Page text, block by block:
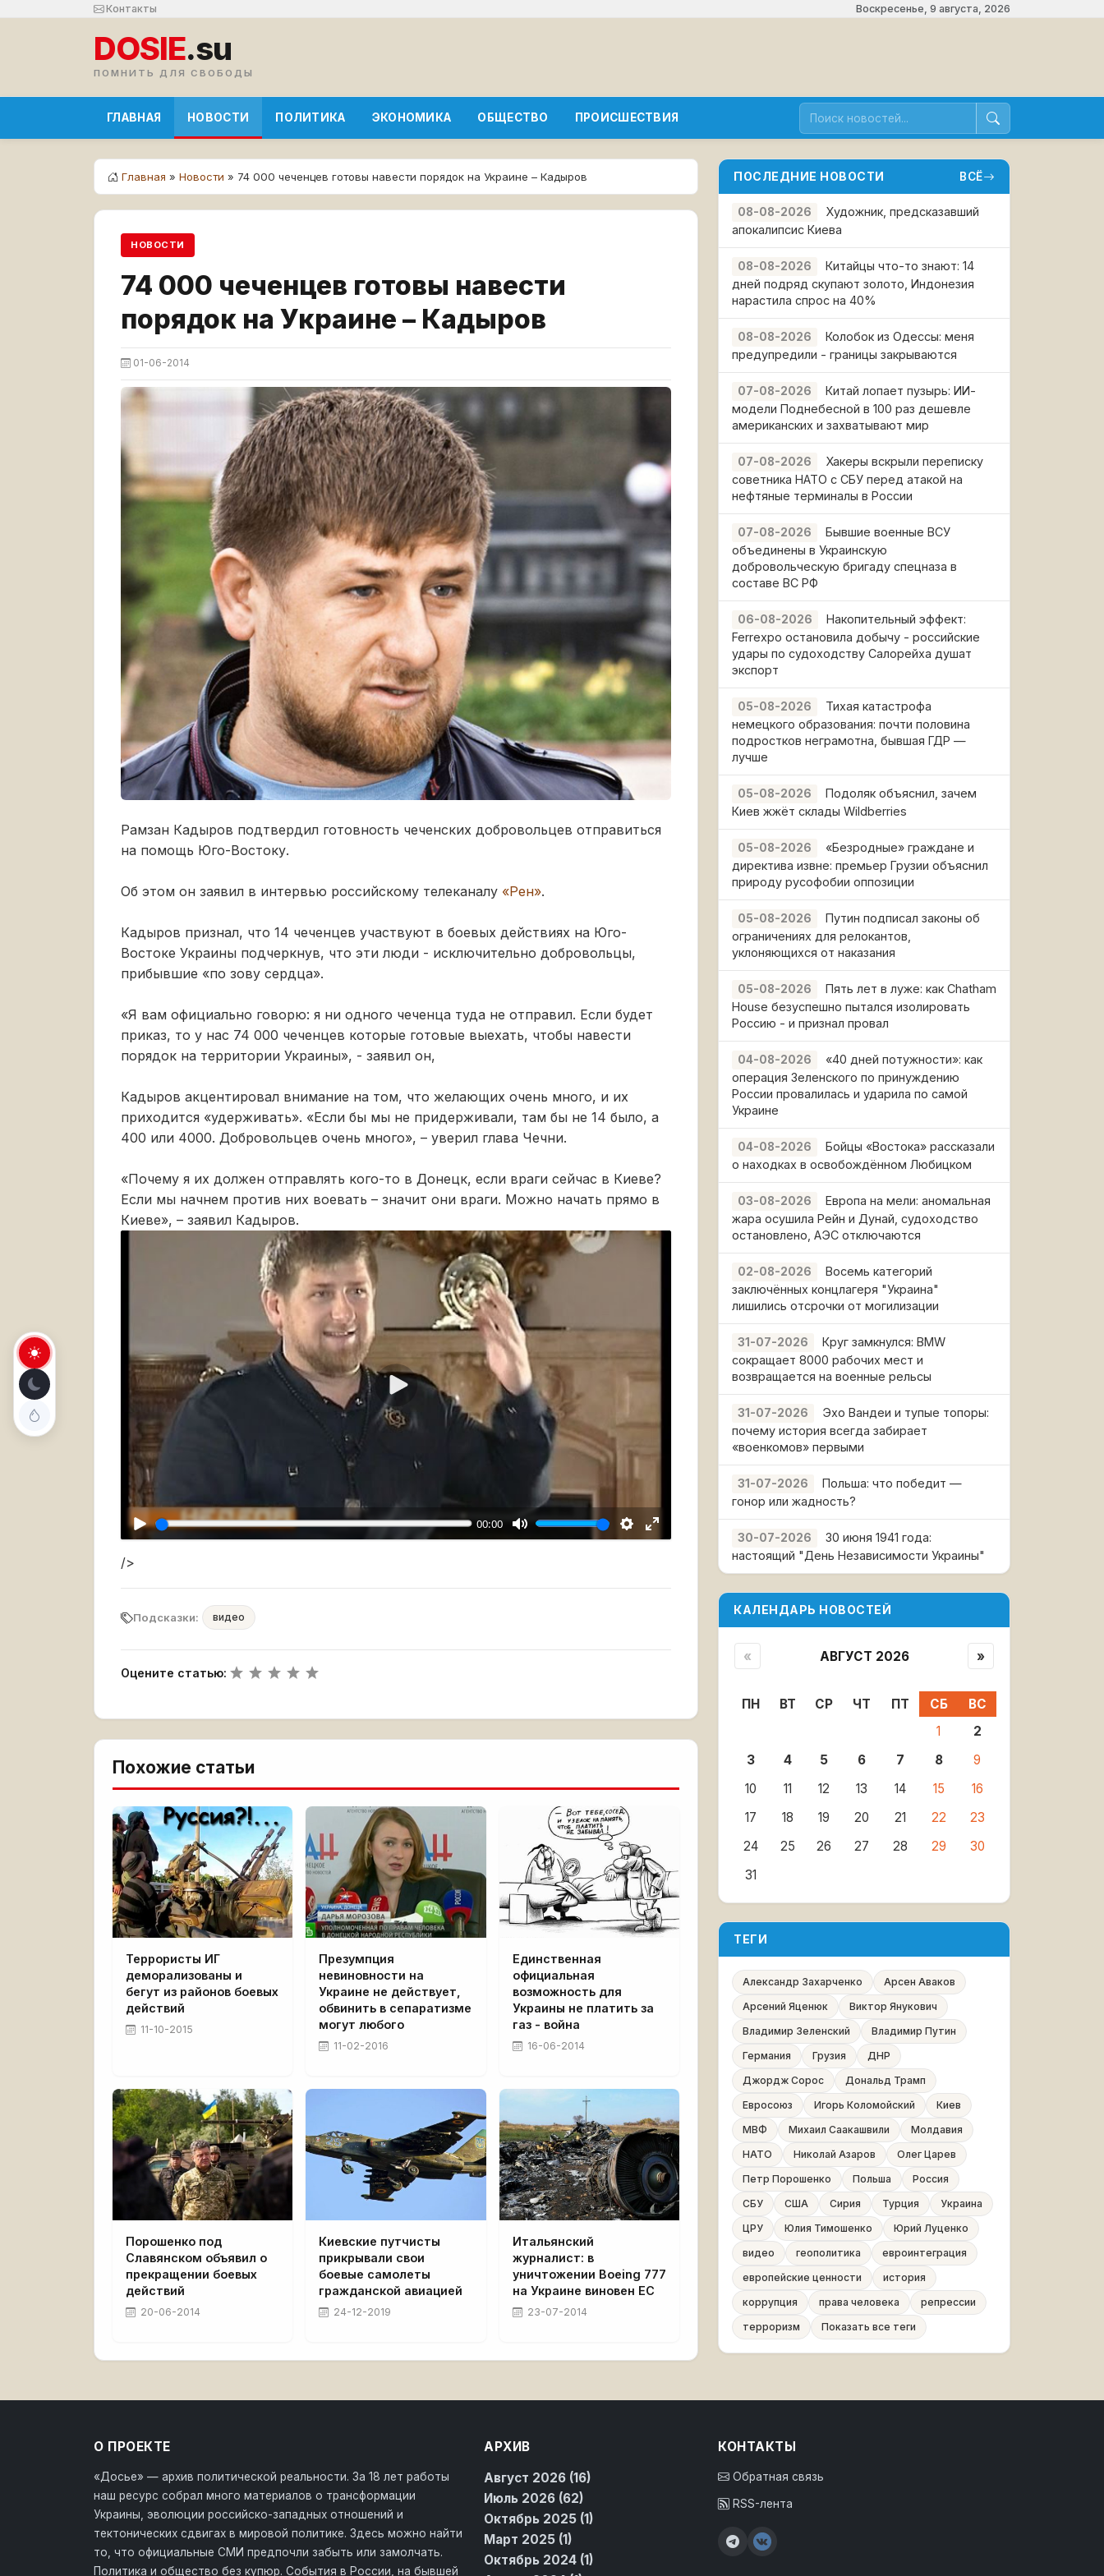
Контакты Воскресенье, 9 августа, 2026
DOSIE.su
ПОМНИТЬ ДЛЯ СВОБОДЫ
ГЛАВНАЯ НОВОСТИ ПОЛИТИКА ЭКОНОМИКА ОБЩЕСТВО ПРОИСШЕСТВИЯ
Главная » Новости » 74 000 чеченцев готовы навести порядок на Украине – Кадыров
НОВОСТИ
74 000 чеченцев готовы навести
порядок на Украине – Кадыров
01-06-2014
Рамзан Кадыров подтвердил готовность чеченских добровольцев отправиться
на помощь Юго-Востоку.
Об этом он заявил в интервью российскому телеканалу «Рен».
Кадыров признал, что 14 чеченцев участвуют в боевых действиях на Юго-
Востоке Украины подчеркнув, что эти люди - исключительно добровольцы,
прибывшие «по зову сердца».
«Я вам официально говорю: я ни одного чеченца туда не отправил. Если будет
приказ, то у нас 74 000 чеченцев которые готовые выехать, чтобы навести
порядок на территории Украины», - заявил он,
Кадыров акцентировал внимание на том, что желающих очень много, и их
приходится «удерживать». «Если бы мы не придерживали, там бы не 14 было, а
400 или 4000. Добровольцев очень много», – уверил глава Чечни.
«Почему я их должен отправлять кого-то в Донецк, если враги сейчас в Киеве?
Если мы начнем против них воевать – значит они враги. Можно начать прямо в
Киеве», – заявил Кадыров.
00:00
Воспроизвести
/>
Подсказки: видео
Оцените статью:
Похожие статьи
Террористы ИГ
деморализованы и
бегут из районов боевых
действий
11-10-2015
Презумпция
невиновности на
Украине не действует,
обвинить в сепаратизме
могут любого
11-02-2016
Единственная
официальная
возможность для
Украины не платить за
газ - война
16-06-2014
Порошенко под
Славянском объявил о
прекращении боевых
действий
20-06-2014
Киевские путчисты
прикрывали свои
боевые самолеты
гражданской авиацией
24-12-2019
Итальянский
журналист: в
уничтожении Boeing 777
на Украине виновен ЕС
23-07-2014
ПОСЛЕДНИЕ НОВОСТИ ВСЁ
08-08-2026
Художник, предсказавший
апокалипсис Киева
08-08-2026
Китайцы что-то знают: 14
дней подряд скупают золото, Индонезия
нарастила спрос на 40%
08-08-2026
Колобок из Одессы: меня
предупредили - границы закрываются
07-08-2026
Китай лопает пузырь: ИИ-
модели Поднебесной в 100 раз дешевле
американских и захватывают мир
07-08-2026
Хакеры вскрыли переписку
советника НАТО с СБУ перед атакой на
нефтяные терминалы в России
07-08-2026
Бывшие военные ВСУ
объединены в Украинскую
добровольческую бригаду спецназа в
составе ВС РФ
06-08-2026
Накопительный эффект:
Ferrexpo остановила добычу - российские
удары по судоходству Салорейха душат
экспорт
05-08-2026
Тихая катастрофа
немецкого образования: почти половина
подростков неграмотна, бывшая ГДР —
лучше
05-08-2026
Подоляк объяснил, зачем
Киев жжёт склады Wildberries
05-08-2026
«Безродные» граждане и
директива извне: премьер Грузии объяснил
природу русофобии оппозиции
05-08-2026
Путин подписал законы об
ограничениях для релокантов,
уклоняющихся от наказания
05-08-2026
Пять лет в луже: как Chatham
House безуспешно пытался изолировать
Россию - и признал провал
04-08-2026
«40 дней потужности»: как
операция Зеленского по принуждению
России провалилась и ударила по самой
Украине
04-08-2026
Бойцы «Востока» рассказали
о находках в освобождённом Любицком
03-08-2026
Европа на мели: аномальная
жара осушила Рейн и Дунай, судоходство
остановлено, АЭС отключаются
02-08-2026
Восемь категорий
заключённых концлагеря "Украина"
лишились отсрочки от могилизации
31-07-2026
Круг замкнулся: BMW
сокращает 8000 рабочих мест и
возвращается на военные рельсы
31-07-2026
Эхо Вандеи и тупые топоры:
почему история всегда забирает
«военкомов» первыми
31-07-2026
Польша: что победит —
гонор или жадность?
30-07-2026
30 июня 1941 года:
настоящий "День Независимости Украины"
КАЛЕНДАРЬ НОВОСТЕЙ
« АВГУСТ 2026 »
ПН ВТ СР ЧТ ПТ СБ
ВС
1
2
3
4 5 6 7 8
9
10
11 12 13 14 15
16
17
18 19 20 21 22
23
24
25 26 27 28 29
30
31
ТЕГИ
Александр Захарченко
Арсен Аваков
Арсений Яценюк
Виктор Янукович
Владимир Зеленский
Владимир Путин
Германия
Грузия
ДНР
Джордж Сорос
Дональд Трамп
Евросоюз
Игорь Коломойский
Киев
МВФ
Михаил Саакашвили
Молдавия
НАТО
Николай Азаров
Олег Царев
Петр Порошенко
Польша
Россия
СБУ
США Сирия Турция
Украина
ЦРУ
Юлия Тимошенко
Юрий Луценко
видео
геополитика
евроинтеграция
европейские ценности
история
коррупция
права человека
репрессии
терроризм
Показать все теги
О ПРОЕКТЕ
«Досье» — архив политической реальности. За 18 лет работы
наш ресурс собрал много материалов о трансформации
Украины, эволюции российско-западных отношений и
тектонических сдвигах в мировой политике. Здесь можно найти
то, что официальные СМИ предпочли забыть или замолчать.
Политика и общество без купюр. События в России, на бывшей
АРХИВ
Август 2026 (16)
Июль 2026 (62)
Октябрь 2025 (1)
Март 2025 (1)
Октябрь 2024 (1)
КОНТАКТЫ
Обратная связь
RSS-лента